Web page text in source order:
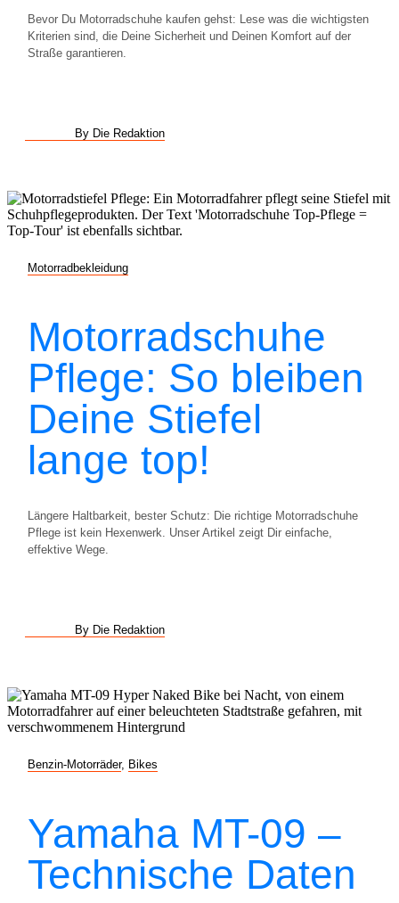
Bevor Du Motorradschuhe kaufen gehst: Lese was die wichtigsten
Kriterien sind, die Deine Sicherheit und Deinen Komfort auf der
Straße garantieren.
By Die Redaktion
Motorradbekleidung
Motorradschuhe
Pflege: So bleiben
Deine Stiefel
lange top!
Längere Haltbarkeit, bester Schutz: Die richtige Motorradschuhe
Pflege ist kein Hexenwerk. Unser Artikel zeigt Dir einfache,
effektive Wege.
By Die Redaktion
Benzin-Motorräder, Bikes
Yamaha MT-09 –
Technische Daten